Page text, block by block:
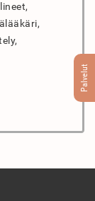
Palvelut